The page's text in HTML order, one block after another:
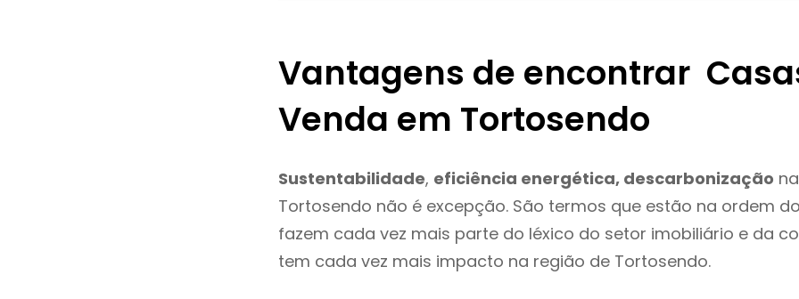
Vantagens de encontrar
Venda em Tortosendo
Sustentabilidade, eficiência energética, descarbonização
Tortosendo não é excepção. São termos que estão na ordem
fazem cada vez mais parte do léxico do setor imobiliário e da
tem cada vez mais impacto na região de Tortosendo.